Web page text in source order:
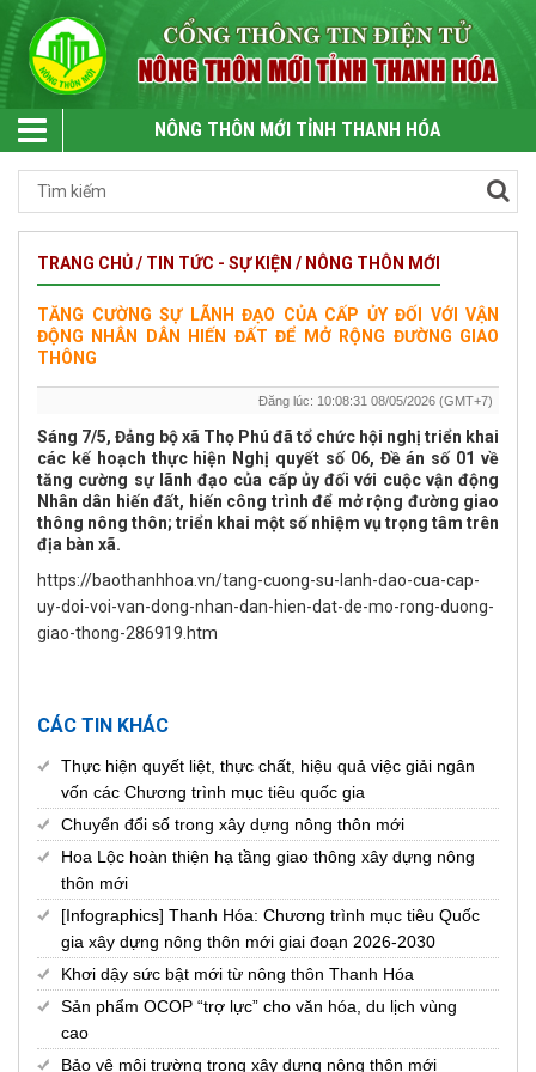
NÔNG THÔN MỚI TỈNH THANH HÓA
TRANG CHỦ / TIN TỨC - SỰ KIỆN / NÔNG THÔN MỚI
TĂNG CƯỜNG SỰ LÃNH ĐẠO CỦA CẤP ỦY ĐỐI VỚI VẬN
ĐỘNG NHÂN DÂN HIẾN ĐẤT ĐỂ MỞ RỘNG ĐƯỜNG GIAO
THÔNG
Đăng lúc: 10:08:31 08/05/2026 (GMT+7)
Sáng 7/5, Đảng bộ xã Thọ Phú đã tổ chức hội nghị triển khai
các kế hoạch thực hiện Nghị quyết số 06, Đề án số 01 về
tăng cường sự lãnh đạo của cấp ủy đối với cuộc vận động
Nhân dân hiến đất, hiến công trình để mở rộng đường giao
thông nông thôn; triển khai một số nhiệm vụ trọng tâm trên
địa bàn xã.
https://baothanhhoa.vn/tang-cuong-su-lanh-dao-cua-cap-
uy-doi-voi-van-dong-nhan-dan-hien-dat-de-mo-rong-duong-
giao-thong-286919.htm
CÁC TIN KHÁC
Thực hiện quyết liệt, thực chất, hiệu quả việc giải ngân
vốn các Chương trình mục tiêu quốc gia
Chuyển đổi số trong xây dựng nông thôn mới
Hoa Lộc hoàn thiện hạ tầng giao thông xây dựng nông
thôn mới
[Infographics] Thanh Hóa: Chương trình mục tiêu Quốc
gia xây dựng nông thôn mới giai đoạn 2026-2030
Khơi dậy sức bật mới từ nông thôn Thanh Hóa
Sản phẩm OCOP “trợ lực” cho văn hóa, du lịch vùng
cao
Bảo vệ môi trường trong xây dựng nông thôn mới